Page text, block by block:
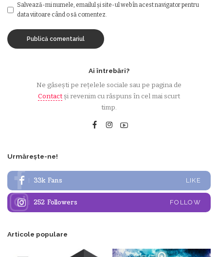
Salvează-mi numele, emailul și site-ul web în acest navigator pentru
data viitoare când o să comentez.
Ai întrebări?
Ne găsești pe rețelele sociale sau pe pagina de
Contactși revenim cu răspuns în cel mai scurt
timp.
Urmărește-ne!
33k Fans LIKE
252 Followers FOLLOW
Articole populare